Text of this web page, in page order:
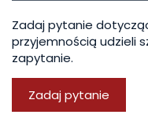
Zadaj pytanie
przyjemnością udzieli
zapytanie.
Zadaj pytanie